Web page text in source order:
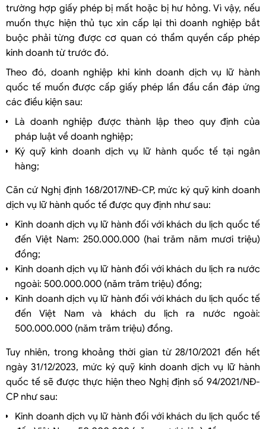
trường hợp giấy phép bị mất hoặc bị hư hỏng. Vì vậy, nếu
muốn thực hiện thủ tục xin cấp lại thì doanh nghiệp bắt
buộc phải từng được cơ quan có thẩm quyền cấp phép
kinh doanh từ trước đó.
Theo đó, doanh nghiệp khi kinh doanh dịch vụ lữ hành
quốc tế muốn được cấp giấy phép lần đầu cần đáp ứng
các điều kiện sau:
Là doanh nghiệp được thành lập theo quy định của
pháp luật về doanh nghiệp;
Ký quỹ kinh doanh dịch vụ lữ hành quốc tế tại ngân
hàng;
Căn cứ Nghị định 168/2017/NĐ-CP, mức ký quỹ kinh doanh
dịch vụ lữ hành quốc tế được quy định như sau:
Kinh doanh dịch vụ lữ hành đối với khách du lịch quốc tế
đến Việt Nam: 250.000.000 (hai trăm năm mươi triệu)
đồng;
Kinh doanh dịch vụ lữ hành đối với khách du lịch ra nước
ngoài: 500.000.000 (năm trăm triệu) đồng;
Kinh doanh dịch vụ lữ hành đối với khách du lịch quốc tế
đến Việt Nam và khách du lịch ra nước ngoài:
500.000.000 (năm trăm triệu) đồng.
Tuy nhiên, trong khoảng thời gian từ 28/10/2021 đến hết
ngày 31/12/2023, mức ký quỹ kinh doanh dịch vụ lữ hành
quốc tế sẽ được thực hiện theo Nghị định số 94/2021/NĐ-
CP như sau:
Kinh doanh dịch vụ lữ hành đối với khách du lịch quốc tế